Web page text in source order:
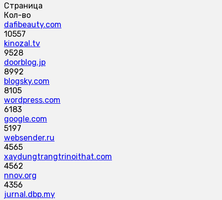
Страница
Кол-во
dafibeauty.com
10557
kinozal.tv
9528
doorblog.jp
8992
blogsky.com
8105
wordpress.com
6183
google.com
5197
websender.ru
4565
xaydungtrangtrinoithat.com
4562
nnov.org
4356
jurnal.dbp.my